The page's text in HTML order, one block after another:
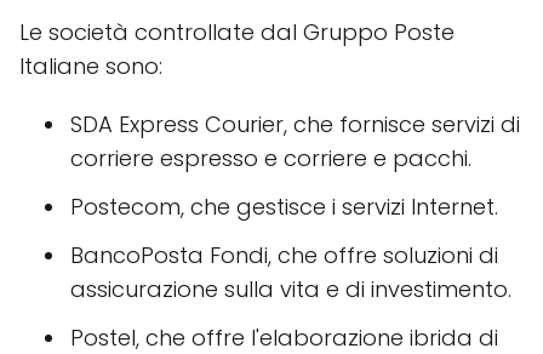
Le società controllate dal Gruppo Poste
Italiane sono:
SDA Express Courier, che fornisce servizi di
corriere espresso e corriere e pacchi.
Postecom, che gestisce i servizi Internet.
BancoPosta Fondi, che offre soluzioni di
assicurazione sulla vita e di investimento.
Postel, che offre l'elaborazione ibrida di